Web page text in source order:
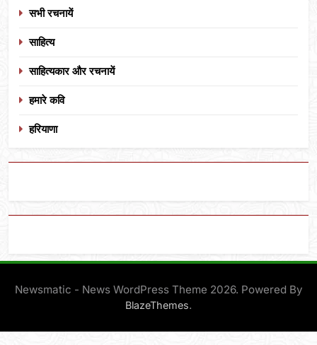
सभी रचनायें
साहित्य
साहित्यकार और रचनायें
हमारे कवि
हरियाणा
Newsmatic - News WordPress Theme 2026. Powered By
BlazeThemes.